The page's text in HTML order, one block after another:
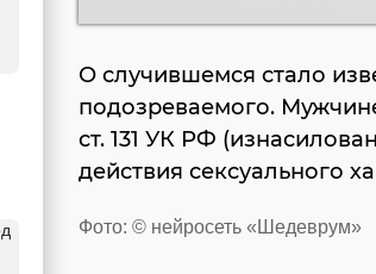
О случившемся стало
подозреваемого.
ст. 131 УК РФ
действия сексуального
Фото: © нейросеть «Шедеврум»